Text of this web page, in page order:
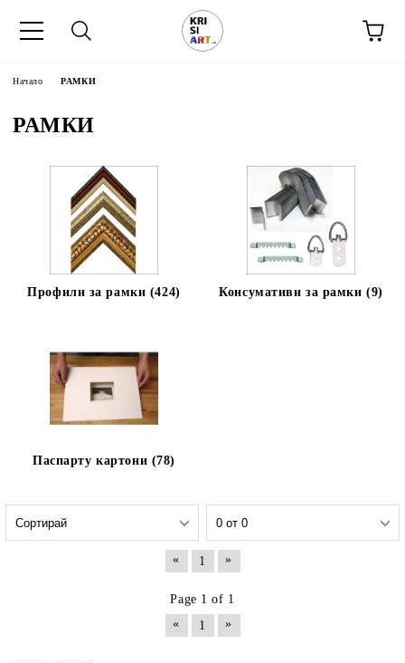
Начало РАМКИ
РАМКИ
Профили за рамки (424) Консумативи за рамки (9)
Паспарту картони (78)
« 1 »
Page 1 of 1
«
1 »